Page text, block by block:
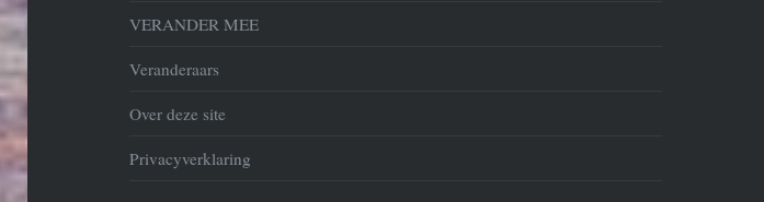
VERANDER MEE
Veranderaars
Over deze site
Privacyverklaring